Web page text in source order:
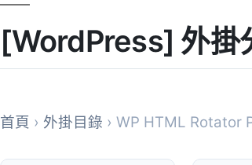
[WordPress] 外掛
首頁 › 外掛目錄 › WP HTML Rotator